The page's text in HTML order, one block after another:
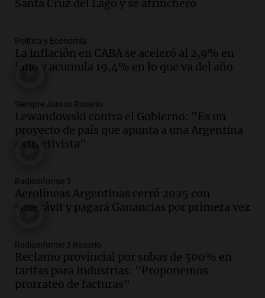
Nacional del Salame con la novedad de la
Episodios
Audio.El reclamo del sector industrial
tras las críticas de Caputo: "Somos seres
Noticias Rosario
Episodios
Audio.Suspenden clases en Bariloche y
alrededores por nevadas y malas
Episodios
Audio.Uspallata enfrenta un temporal
Noticias
Episodios
Audio.Exigen justicia por Débora:
"Lamentablemente nadie va a
Santa Cruz del Lago y se atrincheró
Política y Economía
La inflación en CABA se aceleró al 2,9% en
julio y acumula 19,4% en lo que va del año
Siempre Juntos Rosario
Lewandowski contra el Gobierno: "Es un
proyecto de país que apunta a una Argentina
extractivista"
Radioinforme 3
Aerolíneas Argentinas cerró 2025 con
superávit y pagará Ganancias por primera vez
Radioinforme 3 Rosario
Reclamo provincial por subas de 500% en
tarifas para industrias: "Proponemos
prorrateo de facturas"